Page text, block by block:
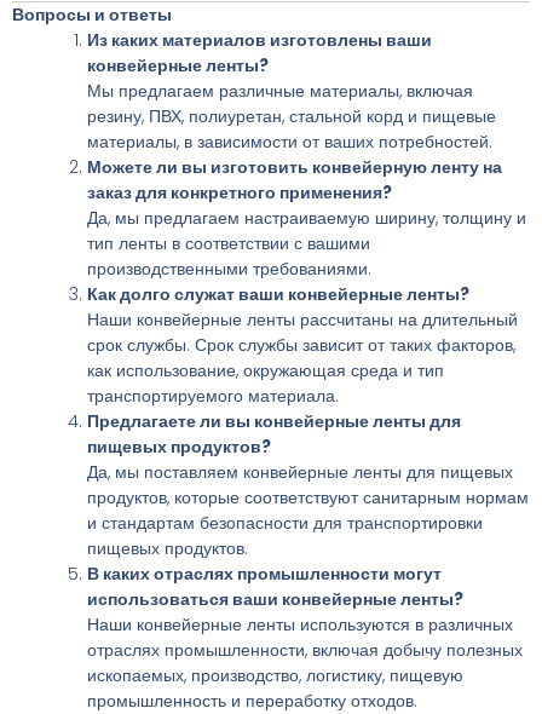
Вопросы и ответы
Из каких материалов изготовлены ваши
конвейерные ленты?
Мы предлагаем различные материалы, включая
резину, ПВХ, полиуретан, стальной корд и пищевые
материалы, в зависимости от ваших потребностей.
Можете ли вы изготовить конвейерную ленту на
заказ для конкретного применения?
Да, мы предлагаем настраиваемую ширину, толщину и
тип ленты в соответствии с вашими
производственными требованиями.
Как долго служат ваши конвейерные ленты?
Наши конвейерные ленты рассчитаны на длительный
срок службы. Срок службы зависит от таких факторов,
как использование, окружающая среда и тип
транспортируемого материала.
Предлагаете ли вы конвейерные ленты для
пищевых продуктов?
Да, мы поставляем конвейерные ленты для пищевых
продуктов, которые соответствуют санитарным нормам
и стандартам безопасности для транспортировки
пищевых продуктов.
В каких отраслях промышленности могут
использоваться ваши конвейерные ленты?
Наши конвейерные ленты используются в различных
отраслях промышленности, включая добычу полезных
ископаемых, производство, логистику, пищевую
промышленность и переработку отходов.